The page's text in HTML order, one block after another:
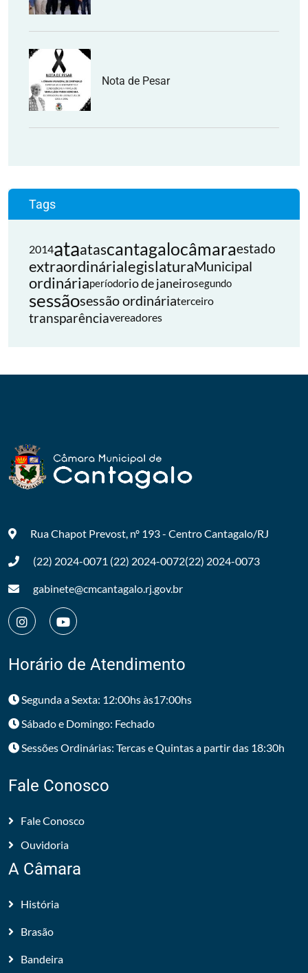
Nota de Pesar
Tags
2014ataatascantagalocâmaraestado
extraordinárialegislaturaMunicipal
ordináriaperíodorio de janeirosegundo
sessãosessão ordináriaterceiro
transparênciavereadores
Rua Chapot Prevost, nº 193 - CentroCantagalo/RJ
(22) 2024-0071 (22) 2024-0072(22) 2024-0073
gabinete@cmcantagalo.rj.gov.br
Horário de Atendimento
Segunda a Sexta: 12:00hs às17:00hs
Sábado e Domingo: Fechado
Sessões Ordinárias: Tercas e Quintas a partir das 18:30h
Fale Conosco
Fale Conosco
Ouvidoria
A Câmara
História
Brasão
Bandeira